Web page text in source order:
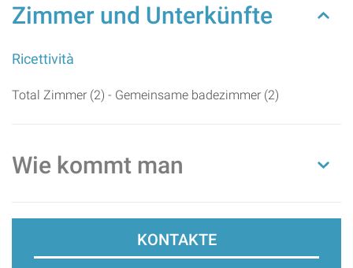
Zimmer und Unterkünfte
Ricettività
Total Zimmer (2) - Gemeinsame badezimmer (2)
Wie kommt man
KONTAKTE